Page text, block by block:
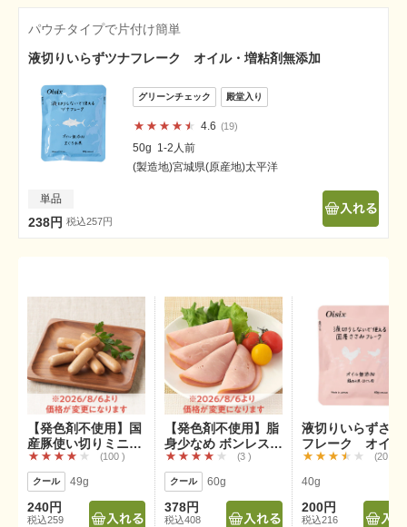
パウチタイプで片付け簡単
液切りいらずツナフレーク オイル・増粘剤無添加
4.6 19
50g 1-2人前
(製造地)宮城県(原産地)太平洋
単品
238円 税込257円
【発色剤不使用】国
産豚使い切りミニポ
ークウインナー
100
49g
240円
税込259
【発色剤不使用】脂
身少なめ ボンレスハ
ムスライス
3
60g
378円
税込408
液切りいらずささ
フレーク オイル
添加
20
40g
200円
税込216